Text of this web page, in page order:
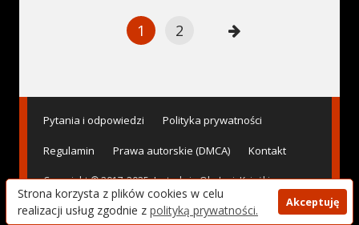
Strona korzysta z plików cookies w celu
realizacji usług zgodnie z polityką prywatności.
Akceptuję
1 2
Pytania i odpowiedzi Polityka prywatności
Regulamin Prawa autorskie (DMCA) Kontakt
Copyright © 2017-2025. Instrukcje Obsługi, Książki
Serwisowe, Naprawy i Schematy Elektryczne Maszyn -
AvtoBase.Com